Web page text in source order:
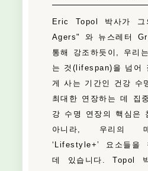
Eric Topol 박사가
Agers" 와 뉴스레터
통해 강조하듯이, 우리
는 것(lifespan)을 넘어
게 사는 기간인 건강 수
최대한 연장하는 데 집
강 수명 연장의 핵심은
아니라, 우리의
‘Lifestyle+’ 요소들을
데 있습니다. Topol